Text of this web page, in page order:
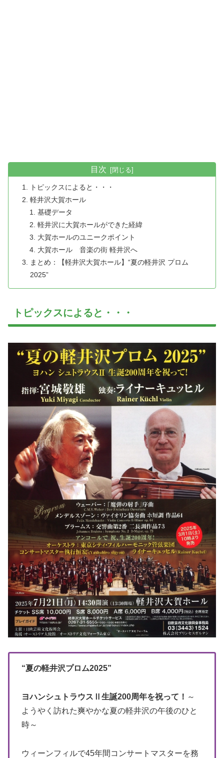
目次
トピックスによると・・・
軽井沢大賀ホール
基礎データ
軽井沢に大賀ホールができた経緯
大賀ホールのユニークポイント
大賀ホール 音楽の街 軽井沢へ
まとめ：【軽井沢大賀ホール】“夏の軽井沢 プロム
2025”
トピックスによると・・・
“夏の軽井沢プロム2025”
ヨハンシュトラウスⅡ生誕200周年を祝って！ ～
ようやく訪れた爽やかな夏の軽井沢の午後のひと
時～
ウィーンフィルで45年間コンサートマスターを務